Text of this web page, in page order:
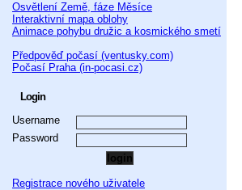
Osvětlení Země, fáze Měsíce
Interaktivní mapa oblohy
Animace pohybu družic a kosmického smetí
Předpověď počasí (ventusky.com)
Počasí Praha (in-pocasi.cz)
Login
Username
Password
Registrace nového uživatele